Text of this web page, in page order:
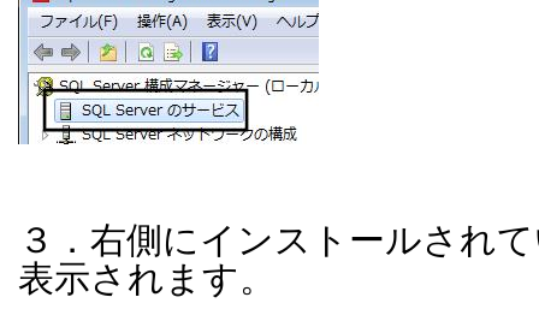
３．右側にインストールされ
表示されます。